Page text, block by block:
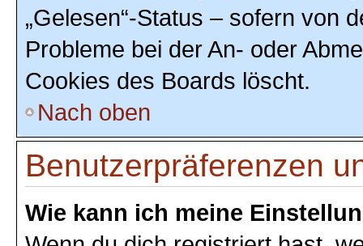
„Gelesen“-Status – sofern von
Probleme bei der An- oder
Cookies des Boards löscht.
Nach oben
Benutzerpräferenzen
Wie kann ich meine